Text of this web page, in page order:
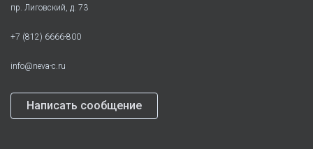
пр. Лиговский, д. 73
+7 (812) 6666-800
info@neva-c.ru
Написать сообщение